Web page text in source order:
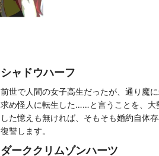
シャドウハーフ
前世で人間の女子高生だったが、通り魔
求め怪人に転生した……と言うことを、大
した憶えも無ければ、そもそも婚約自体
復讐します。
ダーククリムゾンハーツ